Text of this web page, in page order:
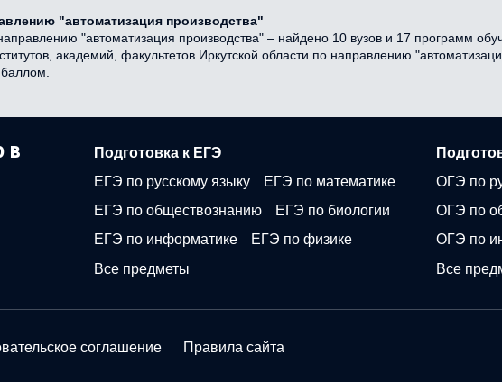
"автоматизация производства"
"автоматизация производства" – найдено 10 вузов и 17 программ
академий, факультетов Иркутской области по направлению
в
Подготовка к ЕГЭ
ЕГЭ по русскому языку
ЕГЭ по математике
ЕГЭ по обществознанию
ЕГЭ по биологии
ЕГЭ по информатике
ЕГЭ по физике
Все предметы
ОГЭ по
ОГЭ по
ОГЭ по
Все
соглашение Правила сайта